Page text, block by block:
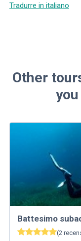
Tradurre in italiano
Other
Battesimo
(2